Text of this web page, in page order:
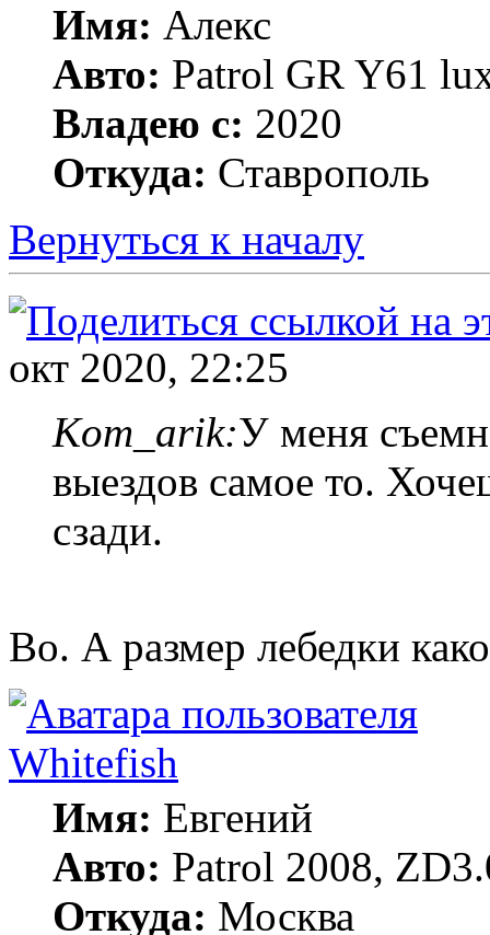
Имя: Алекс
Авто: Patrol GR Y61
Владею с: 2020
Откуда: Ставрополь
Вернуться к началу
окт 2020, 22:25
Kom_arik:У меня
выездов самое то.
сзади.
Во. А размер лебедки
Whitefish
Имя: Евгений
Авто: Patrol 2008,
Откуда: Москва